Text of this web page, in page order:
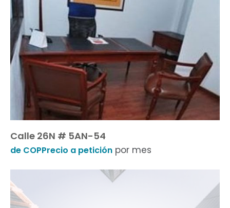
Calle 26N # 5AN-54
de COPPrecio a petición por mes